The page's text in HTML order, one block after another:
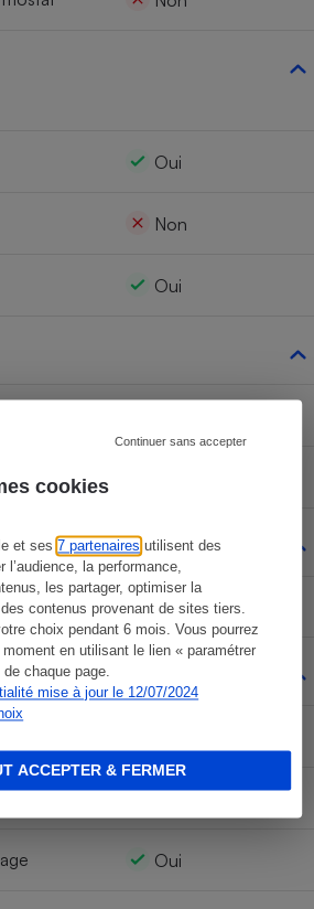
cookies
et ses7 partenaires utilisent des
l’audience, la performance,
les partager, optimiser la
contenus provenant de sites tiers.
choix pendant 6 mois. Vous pourrez
moment en utilisant le lien « paramétrer
chaque page.
mise à jour le 12/07/2024
Continuer sans accepter
ACCEPTER & FERMER
Oui
Non
Oui
44 min
Oui